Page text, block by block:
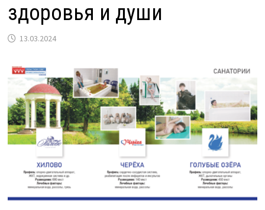
здоровья и души
13.03.2024